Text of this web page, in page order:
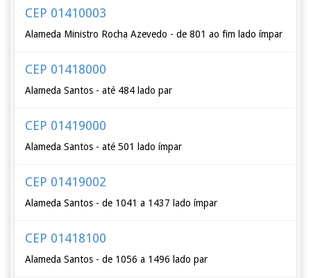
CEP 01410003
Alameda Ministro Rocha Azevedo - de 801 ao fim lado ímpar
CEP 01418000
Alameda Santos - até 484 lado par
CEP 01419000
Alameda Santos - até 501 lado ímpar
CEP 01419002
Alameda Santos - de 1041 a 1437 lado ímpar
CEP 01418100
Alameda Santos - de 1056 a 1496 lado par